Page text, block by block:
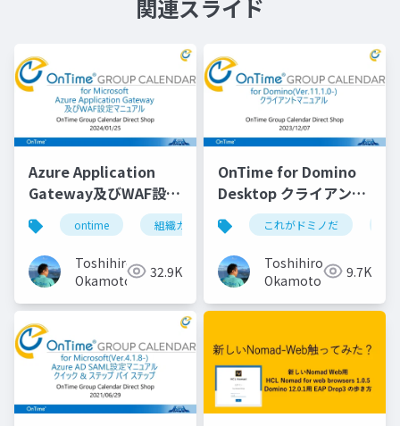
関連スライド
Azure Application
Gateway及びWAF設定
マニュアル
ontime 組織カレンダー 組織スケジュール
Toshihiro
Okamoto
32.9K
OnTime for Domino
Desktop クライアント
マニュアルこれがドミノだ
Toshihiro
Okamoto
9.7K